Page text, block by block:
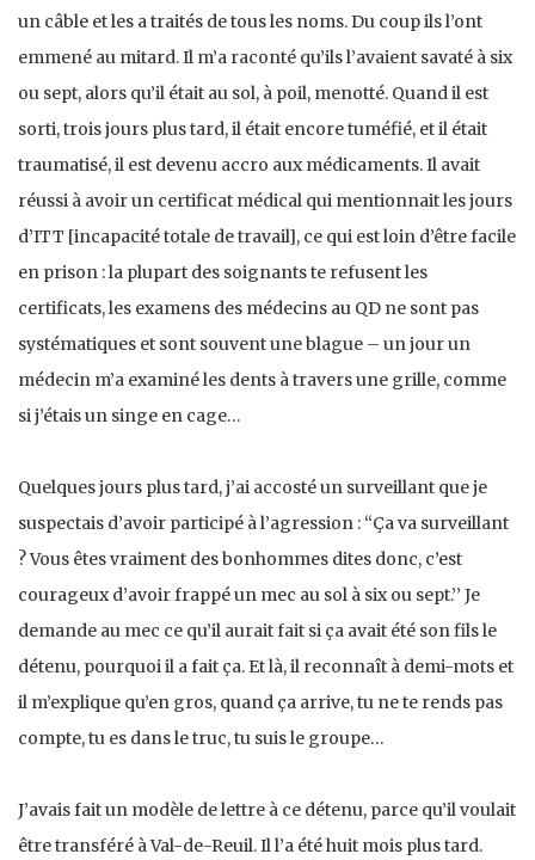
un câble et les a traités de tous les noms. Du coup ils l’ont
emmené au mitard. Il m’a raconté qu’ils l’avaient savaté à six
ou sept, alors qu’il était au sol, à poil, menotté. Quand il est
sorti, trois jours plus tard, il était encore tuméfié, et il était
traumatisé, il est devenu accro aux médicaments. Il avait
réussi à avoir un certificat médical qui mentionnait les jours
d’ITT [incapacité totale de travail], ce qui est loin d’être facile
en prison : la plupart des soignants te refusent les
certificats, les examens des médecins au QD ne sont pas
systématiques et sont souvent une blague – un jour un
médecin m’a examiné les dents à travers une grille, comme
si j’étais un singe en cage…
Quelques jours plus tard, j’ai accosté un surveillant que je
suspec­tais d’avoir participé à l’agression : ‘‘Ça va surveillant
? Vous êtes vraiment des bonhommes dites donc, c’est
courageux d’avoir frappé un mec au sol à six ou sept.’’ Je
demande au mec ce qu’il aurait fait si ça avait été son fils le
détenu, pourquoi il a fait ça. Et là, il recon­naît à demi-mots et
il m’explique qu’en gros, quand ça arrive, tu ne te rends pas
compte, tu es dans le truc, tu suis le groupe…
J’avais fait un modèle de lettre à ce détenu, parce qu’il voulait
être transféré à Val-de-Reuil. Il l’a été huit mois plus tard.